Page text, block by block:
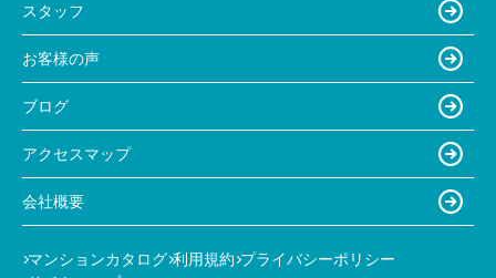
スタッフ
お客様の声
ブログ
アクセスマップ
会社概要
マンションカタログ 利用規約 プライバシーポリシー